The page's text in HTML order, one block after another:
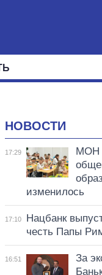
НОВОСТИ
17:29
МОН
изменилось
17:10
Нацбанк
честь Папы
16:51
За